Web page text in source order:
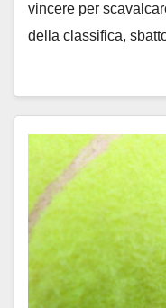
vincere per
della classifica,